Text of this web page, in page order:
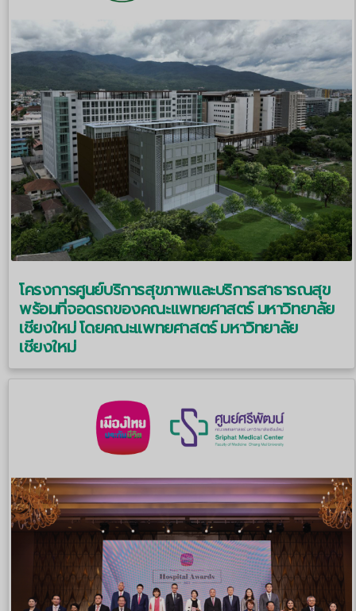
โครงการศูนย์บริการสุขภาพและบริการสาธารณสุข
พร้อมที่จอดรถของคณะแพทยศาสตร์ มหาวิทยาลัย
เชียงใหม่ โดยคณะแพทยศาสตร์ มหาวิทยาลัย
เชียงใหม่